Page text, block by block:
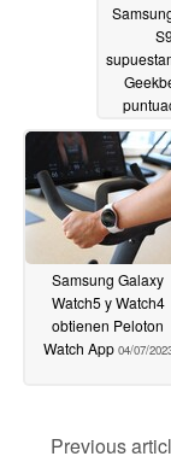
superan
Ultra
Samsung Galaxy
Watch5 y Watch4
obtienen Peloton
Watch App 04/07/
Previous